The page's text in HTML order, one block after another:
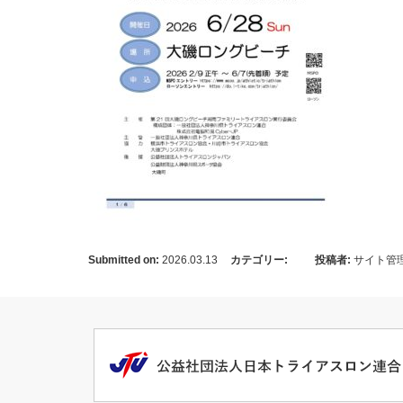
Submitted on: 2026.03.13 カテゴリー: 投稿者: サイト管